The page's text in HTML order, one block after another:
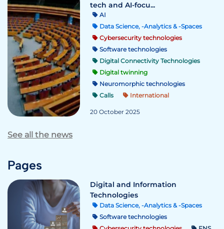
tech and AI-focu...
AI
Data Science, -Analytics & -Spaces
Cybersecurity technologies
Software technologies
Digital Connectivity Technologies
Digital twinning
Neuromorphic technologies
Calls
International
20 October 2025
See all the news
Pages
Digital and Information
Technologies
Data Science, -Analytics & -Spaces
Software technologies